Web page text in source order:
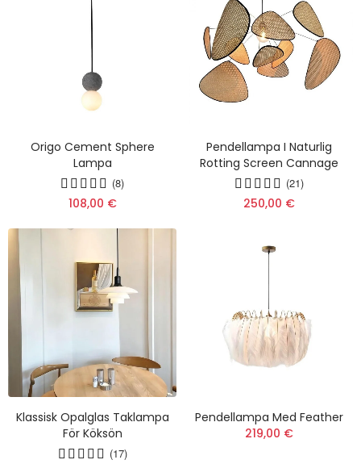
Origo Cement Sphere
Lampa
(8)
108,00 €
Pendellampa I Naturlig
Rotting Screen Cannage
(21)
250,00 €
Klassisk Opalglas Taklampa
För Köksön
(17)
Pendellampa Med Feather
219,00 €